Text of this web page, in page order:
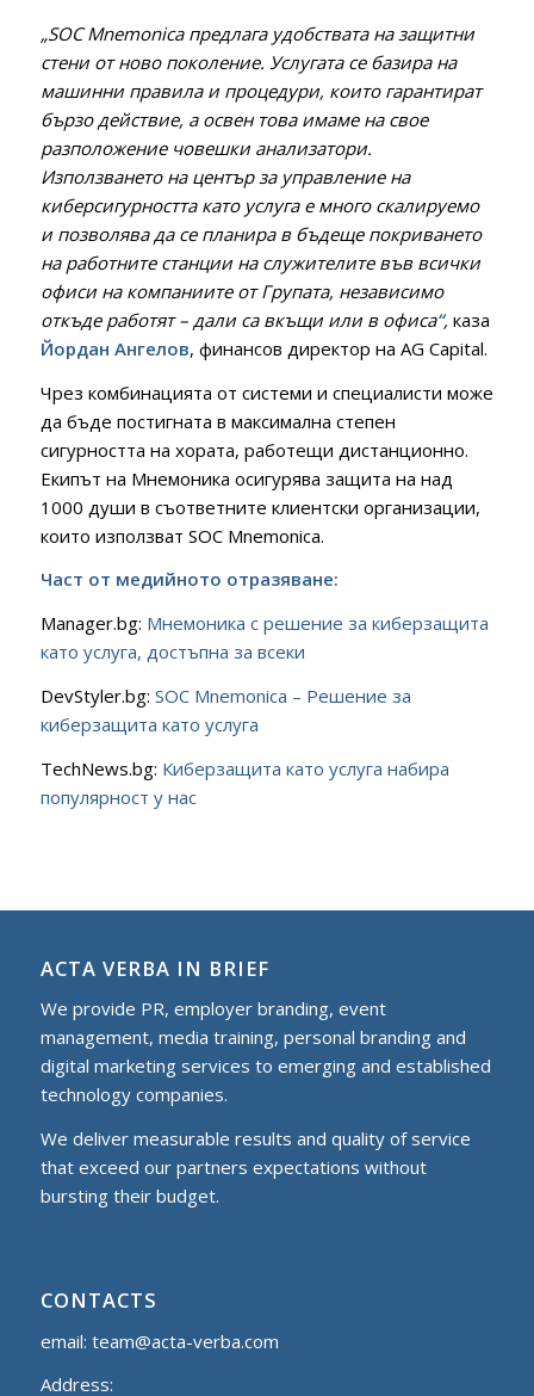
„SOC Mnemonica предлага удобствата на защитни
стени от ново поколение. Услугата се базира на
машинни правила и процедури, които гарантират
бързо действие, а освен това имаме на свое
разположение човешки анализатори.
Използването на център за управление на
киберсигурността като услуга е много скалируемо
и позволява да се планира в бъдеще покриването
на работните станции на служителите във всички
офиси на компаниите от Групата, независимо
откъде работят – дали са вкъщи или в офиса“, каза
Йордан Ангелов, финансов директор на AG Capital.
Чрез комбинацията от системи и специалисти може
да бъде постигната в максимална степен
сигурността на хората, работещи дистанционно.
Екипът на Мнемоника осигурява защита на над
1000 души в съответните клиентски организации,
които използват SOC Mnemonica.
Част от медийното отразяване:
Manager.bg: Мнемоника с решение за киберзащита
като услуга, достъпна за всеки
DevStyler.bg: SOC Mnemonica – Решение за
киберзащита като услуга
TechNews.bg: Киберзащита като услуга набира
популярност у нас
ACTA VERBA IN BRIEF
We provide PR, employer branding, event
management, media training, personal branding and
digital marketing services to еmerging and established
technology companies.
We deliver measurable results and quality of service
that exceed our partners expectations without
bursting their budget.
CONTACTS
email: team@acta-verba.com
Address: